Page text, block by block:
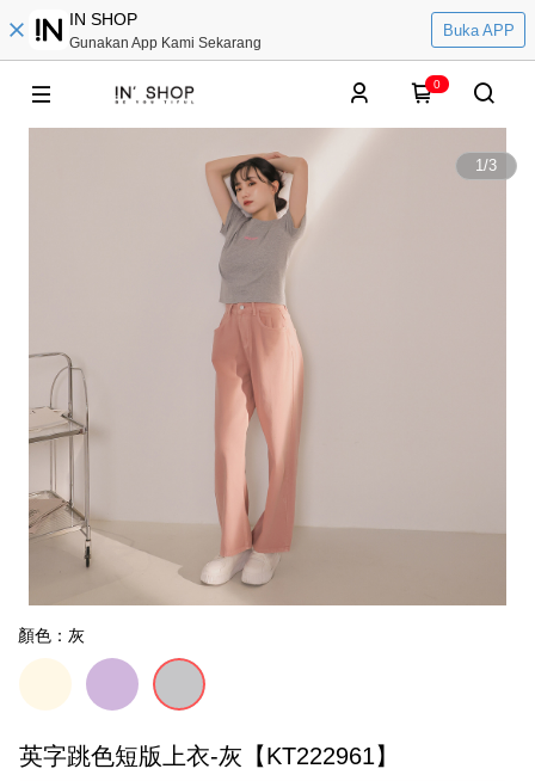
IN SHOP
Gunakan App Kami Sekarang
Buka APP
0
1/3
顏色：灰
英字跳色短版上衣-灰【KT222961】